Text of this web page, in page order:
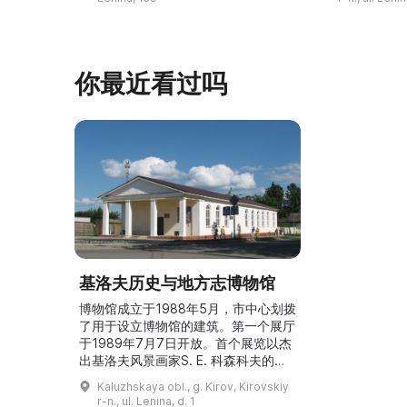
экспонатов, размещенных в
посвящена
你最近看过吗
基洛夫历史与地方志博物馆
博物馆成立于1988年5月，市中心划拨
了用于设立博物馆的建筑。第一个展厅
于1989年7月7日开放。首个展览以杰
出基洛夫风景画家S. E. 科森科夫的艺
术为主题。近年来举办了150余场艺术
与历史文献展览，并为这些展览出版了
Kaluzhskaya obl., g. Kirov, Kirovskiy
r-n., ul. Lenina, d. 1